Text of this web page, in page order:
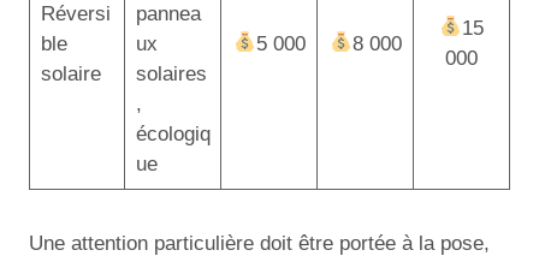
Réversi
ble
solaire
pannea
ux
solaires
,
écologiq
ue
5 000 8 000
15
000
Une attention particulière doit être portée à la pose,